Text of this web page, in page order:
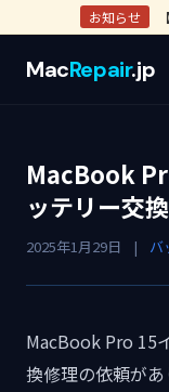
お知らせ
MacRepair.jp
MacBook
ッテリー交
2025年1月29日 | バ
MacBook Pro 15
換修理の依頼があ